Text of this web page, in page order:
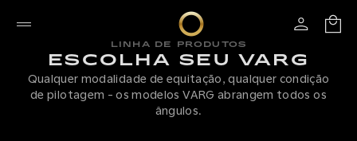
LINHA DE PRODUTOS
ESCOLHA SEU VARG
Qualquer modalidade de equitação, qualquer condição
de pilotagem - os modelos VARG abrangem todos os
ângulos.